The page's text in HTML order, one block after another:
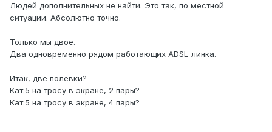
Людей дополнительных не найти. Это так, по местной
ситуации. Абсолютно точно.
Только мы двое.
Два одновременно рядом работающих ADSL-линка.
Итак, две полёвки?
Кат.5 на тросу в экране, 2 пары?
Кат.5 на тросу в экране, 4 пары?